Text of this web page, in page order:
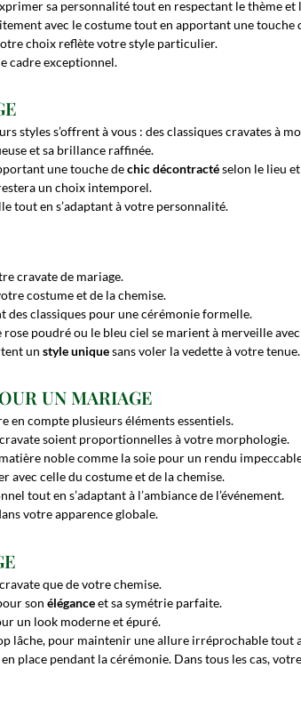
sa personnalité tout en respectant le thème
avec le costume tout en apportant une
choix reflète votre style particulier.
cadre exceptionnel.
styles s’offrent à vous : des classiques cravates à
et sa brillance raffinée.
une touche dechic décontractéselon le lieu
un choix intemporel.
tout en s’adaptant à votre personnalité.
cravate de mariage.
costume et de la chemise.
des classiques pour une cérémonie formelle.
poudré ou le bleu ciel se marient à merveille
un style uniquesans voler la vedette à votre tenue.
UN MARIAGE
en compte plusieurs éléments essentiels.
soient proportionnelles à votre morphologie.
noble comme la soie pour un rendu
avec celle du costume et de la chemise.
tout en s’adaptant à l’ambiance de l’événement.
votre apparence globale.
que de votre chemise.
son éléganceet sa symétrie parfaite.
un look moderne et épuré.
lâche, pour maintenir une allure irréprochable tout
place pendant la cérémonie. Dans tous les cas,